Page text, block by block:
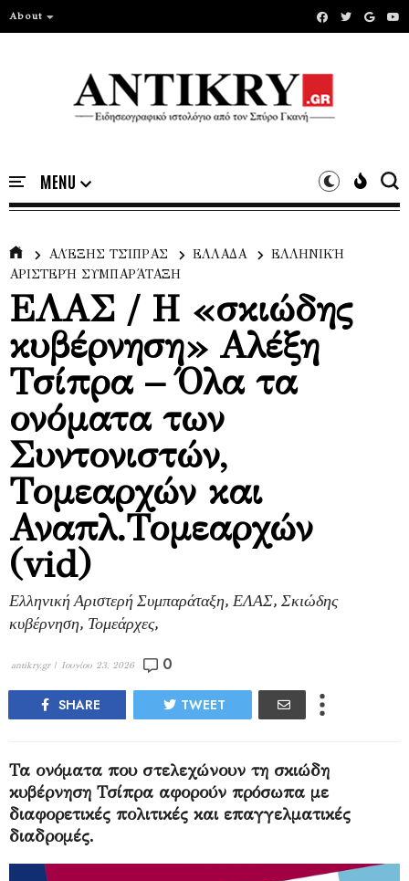
About
ΑΛΈΞΗΣ ΤΣΊΠΡΑΣ ΕΛΛΑΔΑ
ΕΛΛΗΝΙΚΉ
ΑΡΙΣΤΕΡΉ ΣΥΜΠΑΡΆΤΑΞΗ
ΕΛΑΣ / Η «σκιώδης
κυβέρνηση» Αλέξη
Τσίπρα – Όλα τα
ονόματα των
Συντονιστών,
Τομεαρχών και
Αναπλ.Τομεαρχών
(vid)
Ελληνική Αριστερή Συμπαράταξη, ΕΛΑΣ, Σκιώδης
κυβέρνηση, Τομεάρχες,
antikry.gr | Ιουνίου 23, 2026 0
SHARE TWEET
Τα ονόματα που στελεχώνουν τη σκιώδη
κυβέρνηση Τσίπρα αφορούν πρόσωπα με
διαφορετικές πολιτικές και επαγγελματικές
διαδρομές.